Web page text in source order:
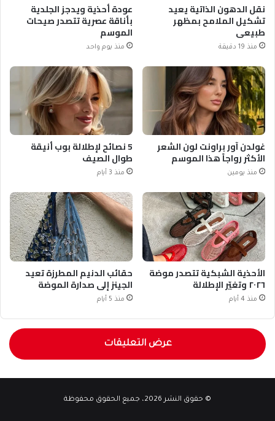
نقل الدهون الذاتية يعيد
تشكيل الملامح بمظهر
طبيعي
منذ 19 دقيقة
عودة أحذية ويدجز الجلدية
بأناقة عصرية تتصدر صيحات
الموسم
منذ يوم واحد
غولدن آور براونت لون الشعر
الأكثر رواجاً هذا الموسم
منذ يومين
5 نصائح لإطلالة بوب أنيقة
طوال الصيف
منذ 3 أيام
الأحذية الشبكية تتصدر موضة
٢٠٢٦ وتغيّر الإطلالة
منذ 4 أيام
حقائب الدنيم المطرزة تعيد
الجينز إلى صدارة الموضة
منذ 5 أيام
عرض التعليقات
© حقوق النشر 2026، جميع الحقوق محفوظة